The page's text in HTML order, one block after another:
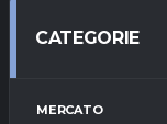
CATEGORIE
MERCATO